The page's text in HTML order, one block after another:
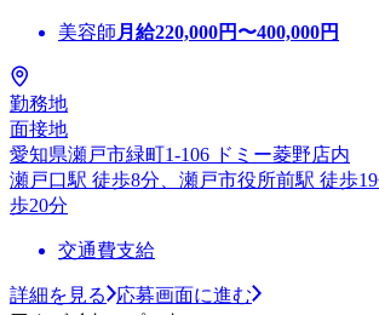
美容師 月給220,000円〜400,000円
勤務地
面接地
愛知県瀬戸市緑町1-106 ドミー菱野店内
瀬戸口駅 徒歩8分、瀬戸市役所前駅 徒歩
歩20分
交通費支給
詳細を見る
応募画面に進む